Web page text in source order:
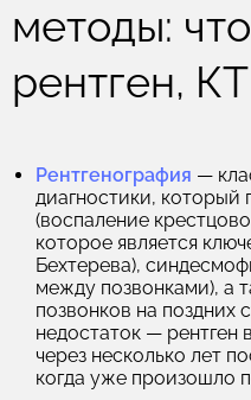
методы:
рентген,
Рентгенография —
диагностики, который
(воспаление
которое является
Бехтерева),
между позвонками), а
позвонков на поздних
недостаток — рентген
через несколько лет
когда уже произошло